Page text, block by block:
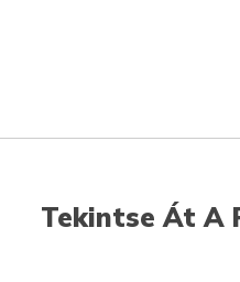
Tekintse Át